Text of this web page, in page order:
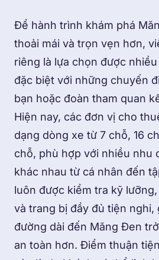
Để hành trình khám phá
thoải mái và trọn vẹn hơn,
riêng là lựa chọn được
đặc biệt với những chuyến
bạn hoặc đoàn tham quan
Hiện nay, các đơn vị cho
dạng dòng xe từ 7 chỗ, 16
chỗ, phù hợp với nhiều nhu
khác nhau từ cá nhân đến
luôn được kiểm tra kỹ
và trang bị đầy đủ tiện nghi,
đường dài đến Măng Đen
an toàn hơn. Điểm thuận